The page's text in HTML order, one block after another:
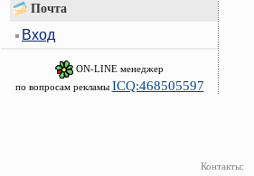
Почта
Вход
ON-LINE менеджер
по вопросам рекламы ICQ:468505597
Контакты: